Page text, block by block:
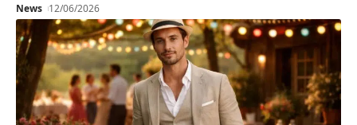
News 12/06/2026